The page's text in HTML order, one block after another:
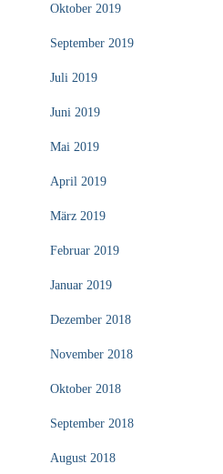
Oktober 2019
September 2019
Juli 2019
Juni 2019
Mai 2019
April 2019
März 2019
Februar 2019
Januar 2019
Dezember 2018
November 2018
Oktober 2018
September 2018
August 2018